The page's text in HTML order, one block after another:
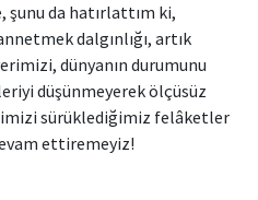
da hatırlattım ki,
dalgınlığı, artık
dünyanın durumunu
düşünmeyerek ölçüsüz
sürüklediğimiz felâketler
ettiremeyiz!